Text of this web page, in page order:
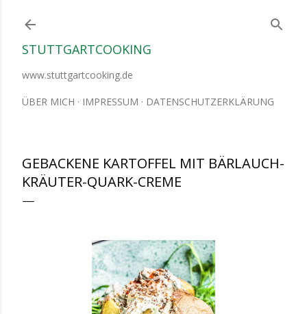
STUTTGARTCOOKING
www.stuttgartcooking.de
ÜBER MICH IMPRESSUM DATENSCHUTZERKLÄRUNG
GEBACKENE KARTOFFEL MIT BÄRLAUCH-
KRÄUTER-QUARK-CREME